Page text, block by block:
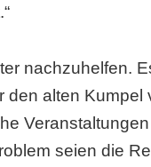
nachzuhelfen.
den alten Kumpel
seien die